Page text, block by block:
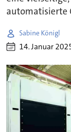
automatisierte
Sabine Königl
14. Januar